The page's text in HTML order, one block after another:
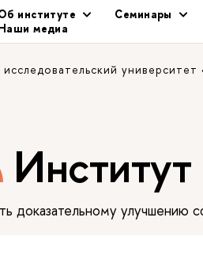
институте
Семинары
медиа
доказательному улучшению